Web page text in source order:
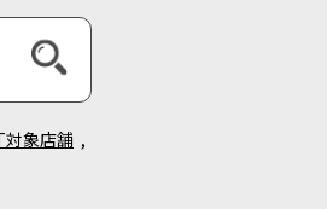
対象店舗 ,